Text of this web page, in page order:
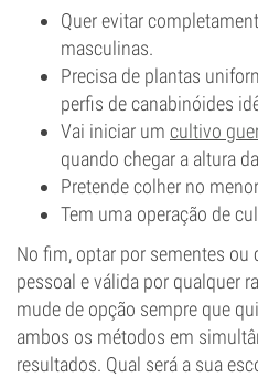
Quer evitar
masculinas.
Precisa de plantas
perfis de canabinóides
Vai iniciar um cultivo
quando chegar a altura
Pretende colher no
Tem uma operação de
No fim, optar por sementes ou
pessoal e válida por qualquer
mude de opção sempre que
ambos os métodos em
resultados. Qual será a sua